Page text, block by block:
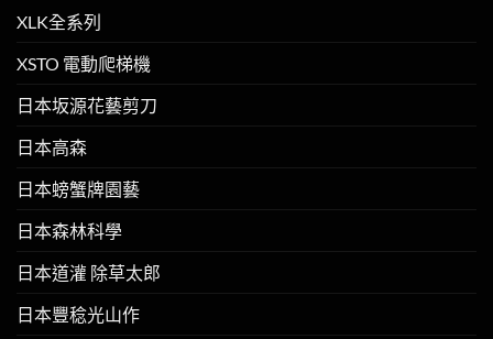
XLK全系列
XSTO 電動爬梯機
日本坂源花藝剪刀
日本高森
日本螃蟹牌園藝
日本森林科學
日本道灌 除草太郎
日本豐稔光山作